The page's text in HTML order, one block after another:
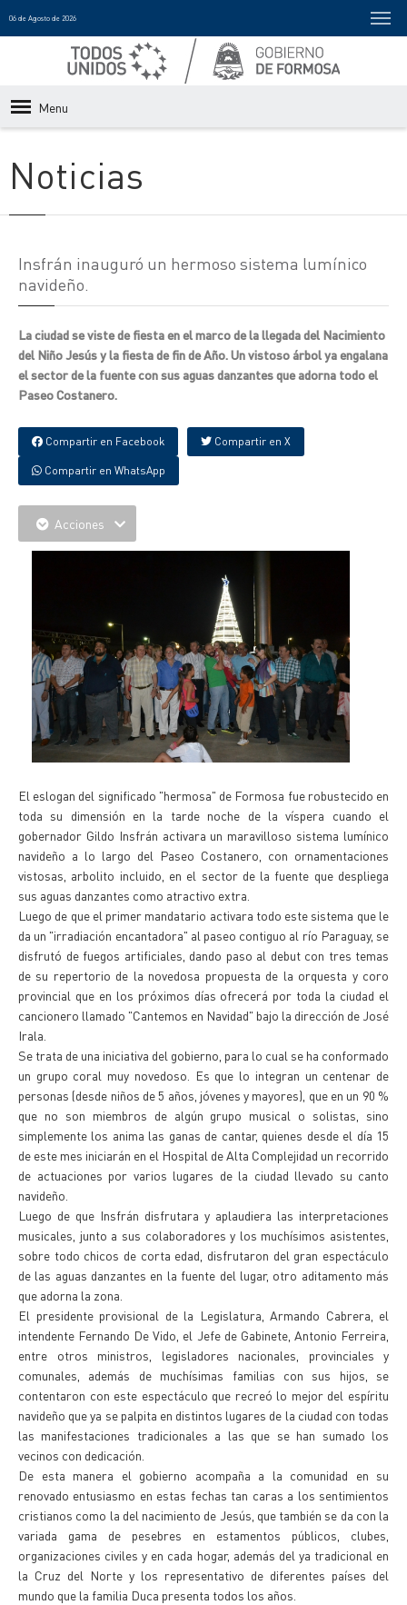
06 de Agosto de 2026
Menu
Noticias
Insfrán inauguró un hermoso sistema lumínico
navideño.
La ciudad se viste de fiesta en el marco de la llegada del Nacimiento
del Niño Jesús y la fiesta de fin de Año. Un vistoso árbol ya engalana
el sector de la fuente con sus aguas danzantes que adorna todo el
Paseo Costanero.
Compartir en Facebook Compartir en X
Compartir en WhatsApp
Acciones
El eslogan del significado "hermosa" de Formosa fue robustecido en
toda su dimensión en la tarde noche de la víspera cuando el
gobernador Gildo Insfrán activara un maravilloso sistema lumínico
navideño a lo largo del Paseo Costanero, con ornamentaciones
vistosas, arbolito incluido, en el sector de la fuente que despliega
sus aguas danzantes como atractivo extra.
Luego de que el primer mandatario activara todo este sistema que le
da un "irradiación encantadora" al paseo contiguo al río Paraguay, se
disfrutó de fuegos artificiales, dando paso al debut con tres temas
de su repertorio de la novedosa propuesta de la orquesta y coro
provincial que en los próximos días ofrecerá por toda la ciudad el
cancionero llamado "Cantemos en Navidad" bajo la dirección de José
Irala.
Se trata de una iniciativa del gobierno, para lo cual se ha conformado
un grupo coral muy novedoso. Es que lo integran un centenar de
personas (desde niños de 5 años, jóvenes y mayores), que en un 90 %
que no son miembros de algún grupo musical o solistas, sino
simplemente los anima las ganas de cantar, quienes desde el día 15
de este mes iniciarán en el Hospital de Alta Complejidad un recorrido
de actuaciones por varios lugares de la ciudad llevado su canto
navideño.
Luego de que Insfrán disfrutara y aplaudiera las interpretaciones
musicales, junto a sus colaboradores y los muchísimos asistentes,
sobre todo chicos de corta edad, disfrutaron del gran espectáculo
de las aguas danzantes en la fuente del lugar, otro aditamento más
que adorna la zona.
El presidente provisional de la Legislatura, Armando Cabrera, el
intendente Fernando De Vido, el Jefe de Gabinete, Antonio Ferreira,
entre otros ministros, legisladores nacionales, provinciales y
comunales, además de muchísimas familias con sus hijos, se
contentaron con este espectáculo que recreó lo mejor del espíritu
navideño que ya se palpita en distintos lugares de la ciudad con todas
las manifestaciones tradicionales a las que se han sumado los
vecinos con dedicación.
De esta manera el gobierno acompaña a la comunidad en su
renovado entusiasmo en estas fechas tan caras a los sentimientos
cristianos como la del nacimiento de Jesús, que también se da con la
variada gama de pesebres en estamentos públicos, clubes,
organizaciones civiles y en cada hogar, además del ya tradicional en
la Cruz del Norte y los representativo de diferentes países del
mundo que la familia Duca presenta todos los años.